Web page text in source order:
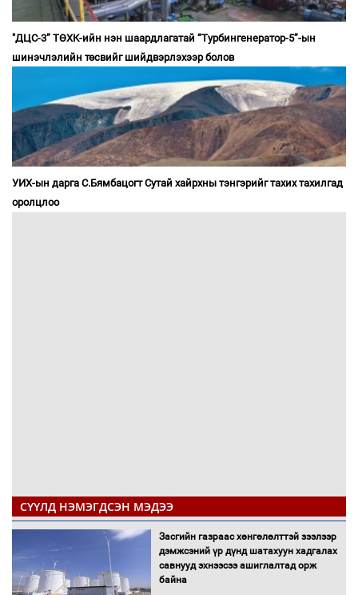
"ДЦС-3” ТӨХК-ийн нэн шаардлагатай “Турбингенератор-5”-ын
шинэчлэлийн төсвийг шийдвэрлэхээр болов
УИХ-ын дарга С.Бямбацогт Сутай хайрхны тэнгэрийг тахих тахилгад
оролцлоо
СҮҮЛД НЭМЭГДСЭН МЭДЭЭ
Засгийн газраас хөнгөлөлттэй зээлээр
дэмжсэний үр дүнд шатахуун хадгалах
савнууд эхнээсээ ашиглалтад орж
байна